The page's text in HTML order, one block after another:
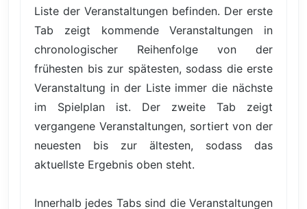
Liste der Veranstaltungen befinden. Der erste
Tab zeigt kommende Veranstaltungen in
chronologischer Reihenfolge von der
frühesten bis zur spätesten, sodass die erste
Veranstaltung in der Liste immer die nächste
im Spielplan ist. Der zweite Tab zeigt
vergangene Veranstaltungen, sortiert von der
neuesten bis zur ältesten, sodass das
aktuellste Ergebnis oben steht.
Innerhalb jedes Tabs sind die Veranstaltungen